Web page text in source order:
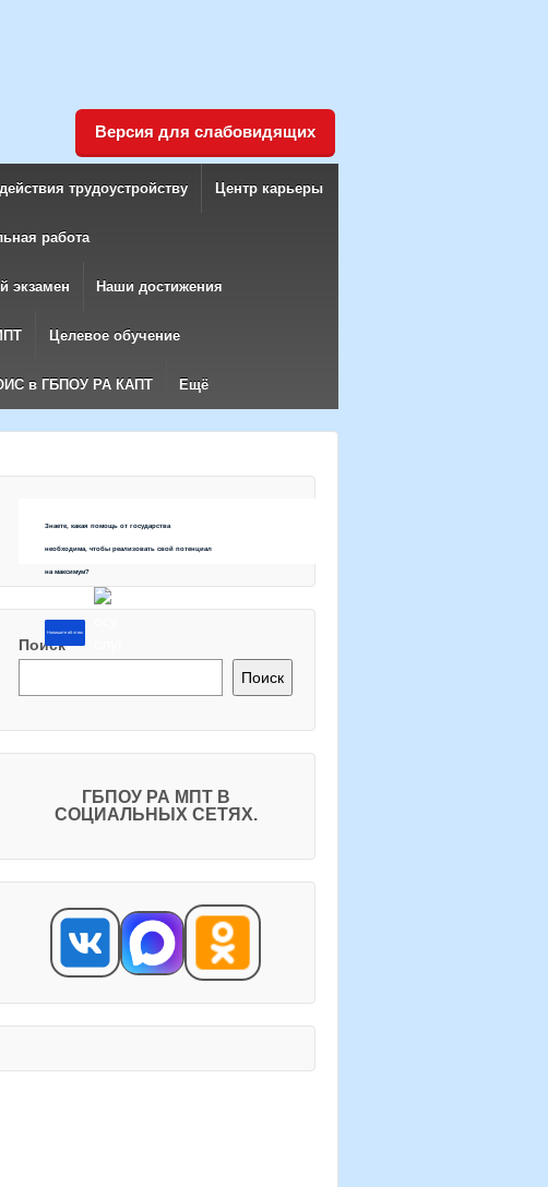
Версия для слабовидящих
трудоустройству Центр карьеры
работа
экзамен Наши достижения
Целевое обучение
в ГБПОУ РА КАПТ Ещё
Знаете, какая помощь от государства
необходима, чтобы реализовать свой потенциал
на максимум?
Напишите об этом
Поиск
Поиск
ГБПОУ РА МПТ В
СОЦИАЛЬНЫХ СЕТЯХ.